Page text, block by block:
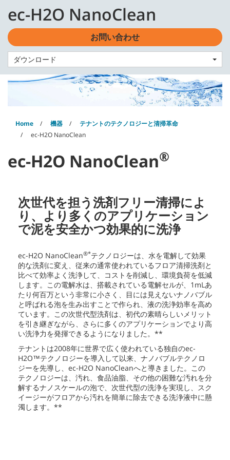
content
navigation
menu
Home 機器
テナントのテクノロジーと清掃革命
ec-H2O NanoClean
ec-H2O NanoClean®
次世代を担う洗剤フリー清掃によ
り、より多くのアプリケーション
で泥を安全かつ効果的に洗浄
ec-H2O NanoClean®*テクノロジーは、水を電解して効果
的な洗剤に変え、従来の通常使われているフロア清掃洗剤と
比べて効率よく洗浄して、コストを削減し、環境負荷を低減
します。この電解水は、搭載されている電解セルが、1mLあ
たり何百万という非常に小さく、目には見えないナノバブル
と呼ばれる泡を生み出すことで作られ、液の洗浄効率を高め
ています。この次世代型洗剤は、初代の素晴らしいメリット
を引き継ぎながら、さらに多くのアプリケーションでより高
い洗浄力を発揮できるようになりました。**
テナントは2008年に世界で広く使われている独自のec-
H2O™テクノロジーを導入して以来、ナノバブルテクノロ
ジーを先導し、ec-H2O NanoCleanへと導きました。この
テクノロジーは、汚れ、食品油脂、その他の困難な汚れを分
解するナノスケールの泡で、次世代型の洗浄を実現し、スク
イージーがフロアから汚れを簡単に除去できる洗浄液中に懸
濁します。**
ec-H2O NanoClean
お問い合わせ
ダウンロード